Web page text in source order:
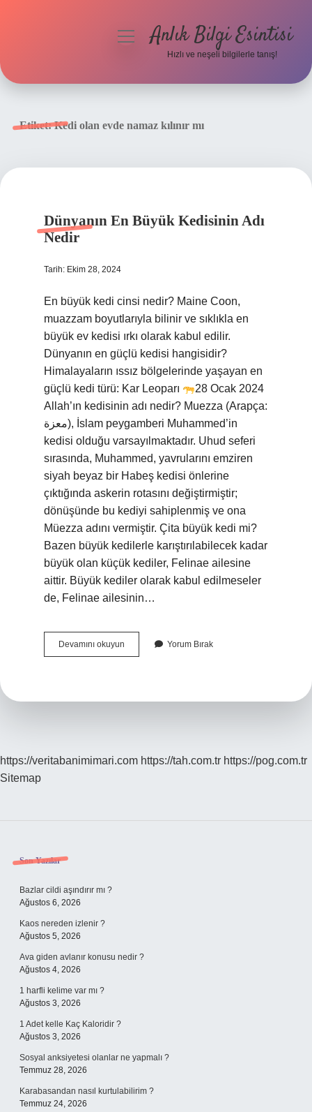
menüyüAnlık Bilgi Esintisi
Hızlı ve neşeli bilgilerle tanış!
Etiket:Kedi olan evde namaz kılınır mı
Dünyanın En Büyük Kedisinin Adı
Nedir
Tarih: Ekim 28, 2024
En büyük kedi cinsi nedir? Maine Coon,
muazzam boyutlarıyla bilinir ve sıklıkla en
büyük ev kedisi ırkı olarak kabul edilir.
Dünyanın en güçlü kedisi hangisidir?
Himalayaların ıssız bölgelerinde yaşayan en
güçlü kedi türü: Kar Leoparı
28 Ocak 2024
Allah’ın kedisinin adı nedir? Muezza (Arapça:
معزة), İslam peygamberi Muhammed’in
kedisi olduğu varsayılmaktadır. Uhud seferi
sırasında, Muhammed, yavrularını emziren
siyah beyaz bir Habeş kedisi önlerine
çıktığında askerin rotasını değiştirmiştir;
dönüşünde bu kediyi sahiplenmiş ve ona
Müezza adını vermiştir. Çita büyük kedi mi?
Bazen büyük kedilerle karıştırılabilecek kadar
büyük olan küçük kediler, Felinae ailesine
aittir. Büyük kediler olarak kabul edilmeseler
de, Felinae ailesinin…
Devamını okuyun Dünyanın
En
Yorum Bırak
https://veritabanimimari.com https://tah.com.tr https://pog.com.tr
Sitemap
Sidebar
Son Yazılar
Bazlar cildi aşındırır mı ?
Ağustos 6, 2026
Kaos nereden izlenir ?
Ağustos 5, 2026
Ava giden avlanır konusu nedir ?
Ağustos 4, 2026
1 harfli kelime var mı ?
Ağustos 3, 2026
1 Adet kelle Kaç Kaloridir ?
Ağustos 3, 2026
Sosyal anksiyetesi olanlar ne yapmalı ?
Temmuz 28, 2026
Karabasandan nasıl kurtulabilirim ?
Temmuz 24, 2026